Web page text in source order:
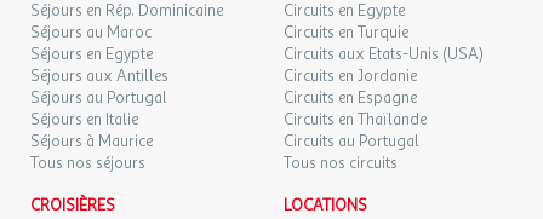
Séjours en Rép. Dominicaine
Séjours au Maroc
Séjours en Egypte
Séjours aux Antilles
Séjours au Portugal
Séjours en Italie
Séjours à Maurice
Tous nos séjours
Circuits en Egypte
Circuits en Turquie
Circuits aux Etats-Unis (USA)
Circuits en Jordanie
Circuits en Espagne
Circuits en Thaïlande
Circuits au Portugal
Tous nos circuits
CROISIÈRES
LOCATIONS